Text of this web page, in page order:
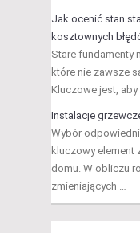
Jak ocenić stan
kosztownych
Stare fundamenty
które nie zawsze
Kluczowe jest, aby
Instalacje
Wybór
kluczowy element
domu. W obliczu
zmieniających …